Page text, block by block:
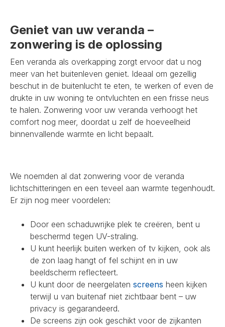
Geniet van uw veranda –
zonwering is de oplossing
Een veranda als overkapping zorgt ervoor dat u nog
meer van het buitenleven geniet. Ideaal om gezellig
beschut in de buitenlucht te eten, te werken of even de
drukte in uw woning te ontvluchten en een frisse neus
te halen. Zonwering voor uw veranda verhoogt het
comfort nog meer, doordat u zelf de hoeveelheid
binnenvallende warmte en licht bepaalt.
We noemden al dat zonwering voor de veranda
lichtschitteringen en een teveel aan warmte tegenhoudt.
Er zijn nog meer voordelen:
Door een schaduwrijke plek te creëren, bent u
beschermd tegen UV-straling.
U kunt heerlijk buiten werken of tv kijken, ook als
de zon laag hangt of fel schijnt en in uw
beeldscherm reflecteert.
U kunt door de neergelaten screens heen kijken
terwijl u van buitenaf niet zichtbaar bent – uw
privacy is gegarandeerd.
De screens zijn ook geschikt voor de zijkanten